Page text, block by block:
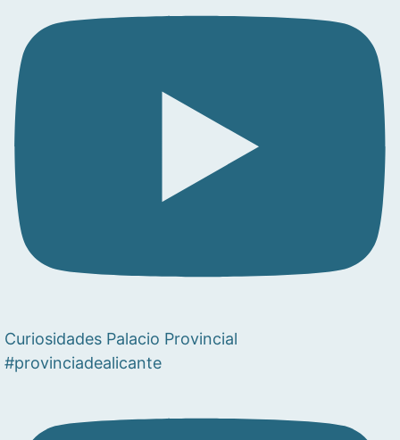
Curiosidades Palacio Provincial
#provinciadealicante